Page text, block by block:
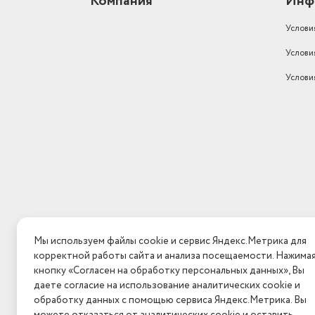
Мы используем файлы cookie и сервис Яндекс.Метрика для
корректной работы сайта и анализа посещаемости. Нажимая
кнопку «Согласен на обработку персональных данных», Вы
даете согласие на использование аналитических cookie и
обработку данных с помощью сервиса Яндекс.Метрика. Вы